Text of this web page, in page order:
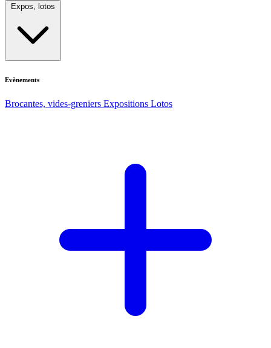
Expos, lotos
Evènements
Brocantes, vides-greniers Expositions Lotos